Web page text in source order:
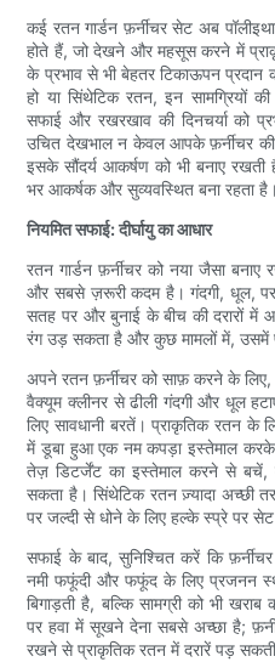
कई रतन गार्डन फ़र्नीचर सेट अब
होते हैं, जो देखने और महसूस करने में
के प्रभाव से भी बेहतर टिकाऊपन
हो या सिंथेटिक रतन, इन सामग्रियों
सफाई और रखरखाव की दिनचर्या को
उचित देखभाल न केवल आपके फ़र्नीचर की
इसके सौंदर्य आकर्षण को भी बनाए
भर आकर्षक और सुव्यवस्थित बना रहता है।
नियमित सफाई: दीर्घायु का आधार
रतन गार्डन फ़र्नीचर को नया जैसा
और सबसे ज़रूरी कदम है। गंदगी, धूल,
सतह पर और बुनाई के बीच की दरारों में
रंग उड़ सकता है और कुछ मामलों में, उसमें
अपने रतन फ़र्नीचर को साफ़ करने के
वैक्यूम क्लीनर से ढीली गंदगी और धूल
लिए सावधानी बरतें। प्राकृतिक रतन के
में डूबा हुआ एक नम कपड़ा इस्तेमाल करके
तेज़ डिटर्जेंट का इस्तेमाल करने से बचें,
सकता है। सिंथेटिक रतन ज़्यादा
पर जल्दी से धोने के लिए हल्के स्प्रे पर सेट
सफाई के बाद, सुनिश्चित करें कि
नमी फफूंदी और फफूंद के लिए प्रजनन
बिगाड़ती है, बल्कि सामग्री को भी
पर हवा में सूखने देना सबसे अच्छा है;
रखने से प्राकृतिक रतन में दरारें पड़